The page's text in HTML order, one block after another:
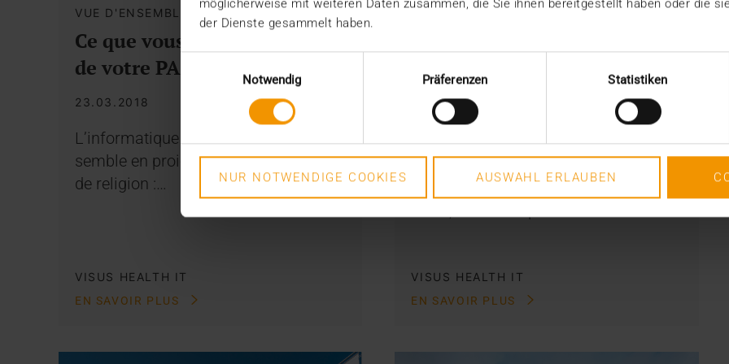
möglicherweise mit weiteren Daten zusammen, die Sie ihnen bereitgestellt haben oder die
der Dienste gesammelt haben.
Notwendig
Präferenzen Statistiken
NUR NOTWENDIGE COOKIES AUSWAHL ERLAUBEN
VUE D'ENSEMBLE
Ce que vous devez attendre
de votre PACS
23.03.2018
L’informatique des services de santé
semble en proie à une véritable guerre
de religion :…
VISUS HEALTH IT
EN SAVOIR PLUS
VUE D'ENSEMBLE
l’accès aux données à tout
moment et en tout lieu
23.03.2018
Pour améliorer le flux de travail
médical et donc aussi la qualité des
VISUS HEALTH IT
EN SAVOIR PLUS